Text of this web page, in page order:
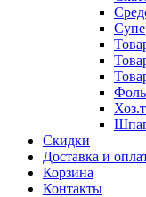
Скидки
Доставка и
Корзина
Контакты